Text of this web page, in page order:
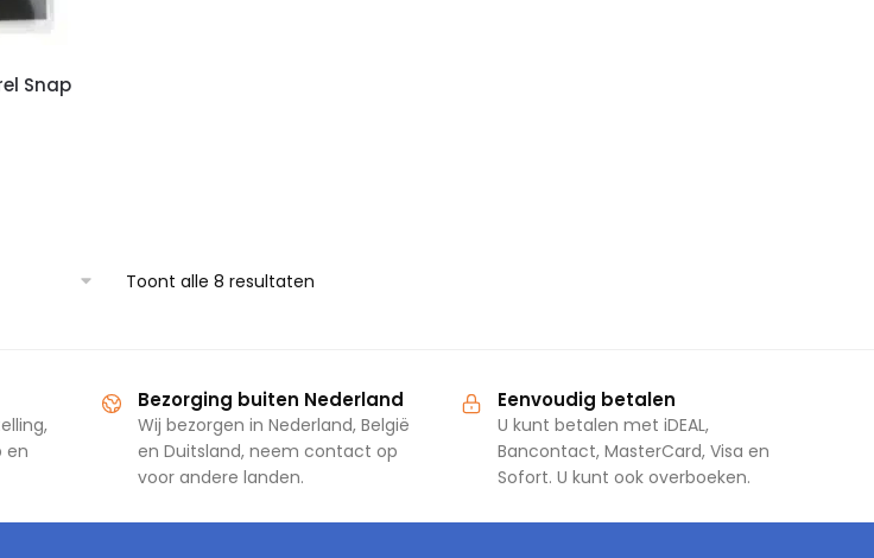
Snap
Toont alle 8 resultaten
en
Bezorging buiten Nederland
Wij bezorgen in Nederland, België
en Duitsland, neem contact op
voor andere landen.
Eenvoudig betalen
U kunt betalen met iDEAL,
Bancontact, MasterCard, Visa en
Sofort. U kunt ook overboeken.